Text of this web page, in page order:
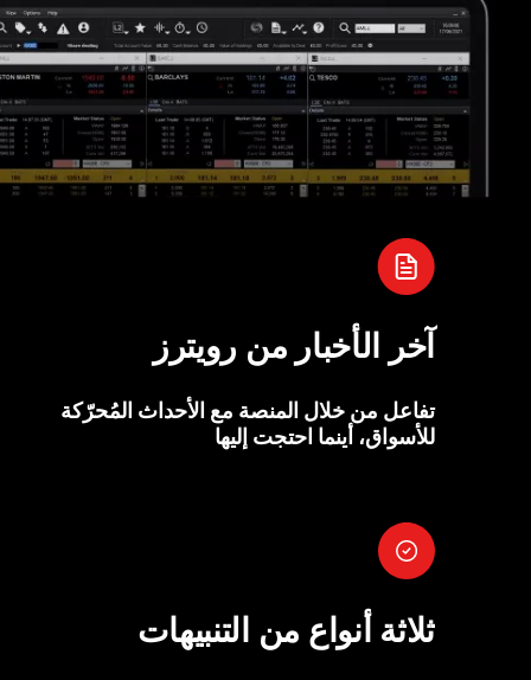
آخر الأخبار من رويترز
تفاعل من خلال المنصة مع الأحداث المُحرّكة
للأسواق، أينما احتجت إليها
ثلاثة أنواع من التنبيهات